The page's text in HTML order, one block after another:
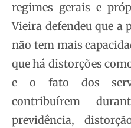
regimes gerais e
Vieira defendeu que a
não tem mais
que há distorções
e o fato dos
contribuírem
previdência,